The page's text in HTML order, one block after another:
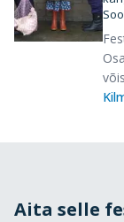
Aita selle